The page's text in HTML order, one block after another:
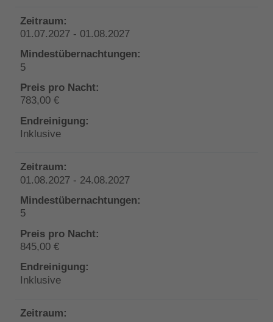
01.07.2027 - 01.08.2027
5
783,00 €
Inklusive
01.08.2027 - 24.08.2027
5
845,00 €
Inklusive